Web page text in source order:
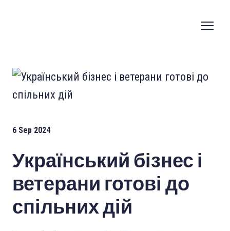
6 Sep 2024
Український бізнес і
ветерани готові до
спільних дій